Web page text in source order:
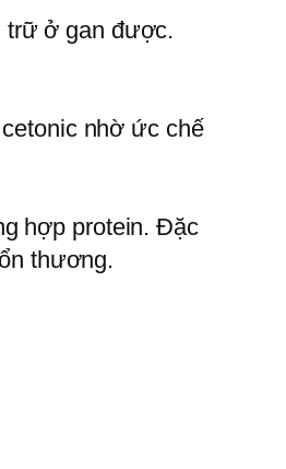
trữ ở gan được.
nhờ ức chế
hợp protein. Đặc
thương.